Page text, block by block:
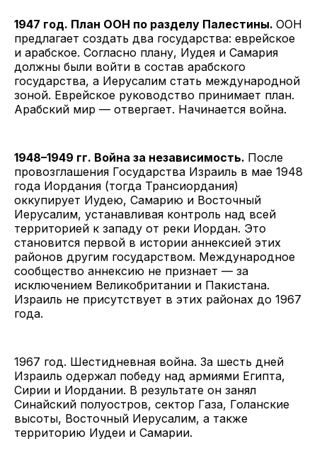
1947 год. План ООН по разделу Палестины. ООН
предлагает создать два государства: еврейское
и арабское. Согласно плану, Иудея и Самария
должны были войти в состав арабского
государства, а Иерусалим стать международной
зоной. Еврейское руководство принимает план.
Арабский мир — отвергает. Начинается война.
1948–1949 гг. Война за независимость. После
провозглашения Государства Израиль в мае 1948
года Иордания (тогда Трансиордания)
оккупирует Иудею, Самарию и Восточный
Иерусалим, устанавливая контроль над всей
территорией к западу от реки Иордан. Это
становится первой в истории аннексией этих
районов другим государством. Международное
сообщество аннексию не признает — за
исключением Великобритании и Пакистана.
Израиль не присутствует в этих районах до 1967
года.
1967 год. Шестидневная война. За шесть дней
Израиль одержал победу над армиями Египта,
Сирии и Иордании. В результате он занял
Синайский полуостров, сектор Газа, Голанские
высоты, Восточный Иерусалим, а также
территорию Иудеи и Самарии.